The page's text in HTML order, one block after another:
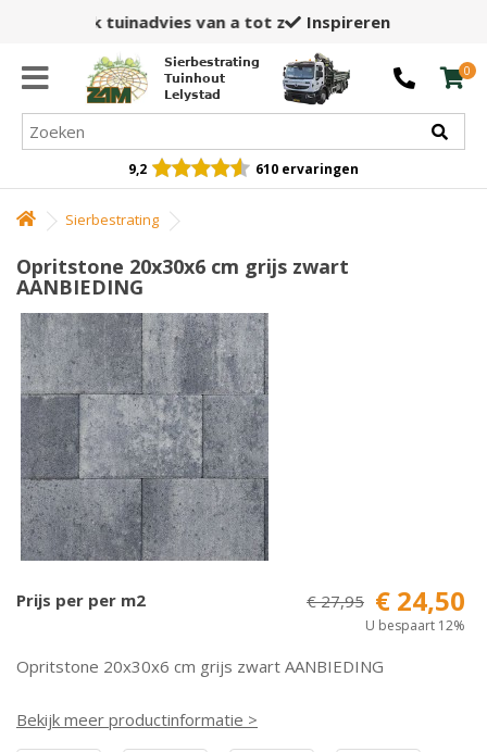
Inspirerende showtuin,winkel en opslag
Sierbestrating
Tuinhout
Lelystad
0
9,2 610 ervaringen
Sierbestrating
Opritstone 20x30x6 cm grijs zwart
AANBIEDING
Prijs per per m2 € 27,95 € 24,50
U bespaart 12%
Opritstone 20x30x6 cm grijs zwart AANBIEDING
Bekijk meer productinformatie >